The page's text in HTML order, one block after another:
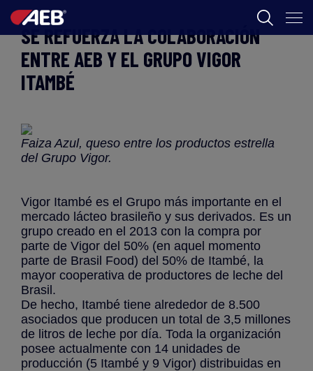
ENOLOGIA
FOOD
AEB ACADEMY
CL
SE REFUERZA LA COLABORACIÓN
ENTRE AEB Y EL GRUPO VIGOR
ITAMBÉ
Faiza Azul, queso entre los productos estrella
del Grupo Vigor.
Vigor Itambé es el Grupo más importante en el
mercado lácteo brasileño y sus derivados. Es un
grupo creado en el 2013 con la compra por
parte de Vigor del 50% (en aquel momento
parte de Brasil Food) del 50% de Itambé, la
mayor cooperativa de productores de leche del
Brasil.
De hecho, Itambé tiene alrededor de 8.500
asociados que producen un total de 3,5 millones
de litros de leche por día. Toda la organización
posee actualmente con 14 unidades de
producción (5 Itambé y 9 Vigor) distribuidas en